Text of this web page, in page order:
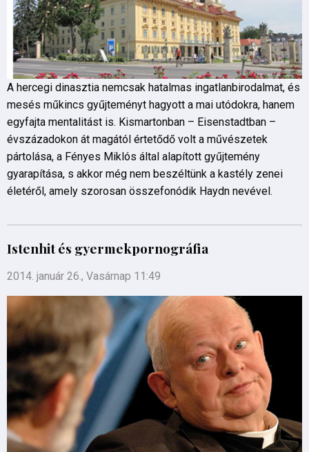
A hercegi dinasztia nemcsak hatalmas ingatlanbirodalmat, és
mesés műkincs gyűjteményt hagyott a mai utódokra, hanem
egyfajta mentalitást is. Kismartonban – Eisenstadtban –
évszázadokon át magától értetődő volt a művészetek
pártolása, a Fényes Miklós által alapított gyűjtemény
gyarapítása, s akkor még nem beszéltünk a kastély zenei
életéről, amely szorosan összefonódik Haydn nevével.
Istenhit és gyermekpornográfia
2014. január 26., Vasárnap 11:49